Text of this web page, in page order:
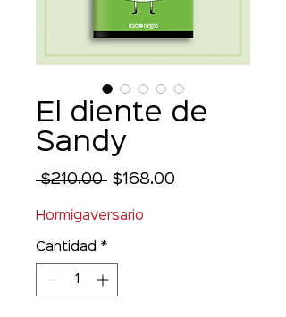
El diente de
Sandy
$210.00 Precio
$168.00Precio
Hormigaversario
Cantidad *